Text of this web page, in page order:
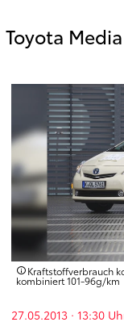
Toyota Media
Kraftstoffverbrauch
kombiniert 101‑96g/km
27.05.2013 · 13:30